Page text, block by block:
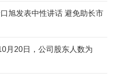
旭发表中性讲话 避免助长市
月20日，公司股东人数为